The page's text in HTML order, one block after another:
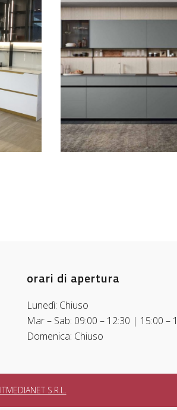
orari di apertura
Lunedì: Chiuso
Mar – Sab: 09:00 – 12:30 | 15:00 –
Domenica: Chiuso
ITMEDIANET S.R.L.